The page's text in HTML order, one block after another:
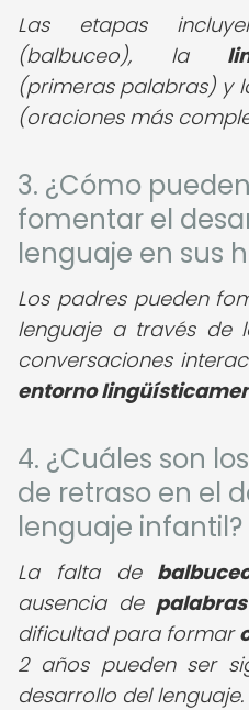
Las etapas
(balbuceo), la
(primeras palabras) y
(oraciones más
3. ¿Cómo
fomentar el
lenguaje en sus
Los padres pueden
lenguaje a través de
conversaciones
entorno
4. ¿Cuáles son
de retraso en el
lenguaje infantil?
La falta de
ausencia de
dificultad para formar
2 años pueden ser
desarrollo del lenguaje.